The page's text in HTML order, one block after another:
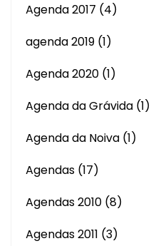
Agenda 2017 (4)
agenda 2019 (1)
Agenda 2020 (1)
Agenda da Grávida (1)
Agenda da Noiva (1)
Agendas (17)
Agendas 2010 (8)
Agendas 2011 (3)